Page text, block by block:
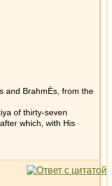
and BrahmÈs, from the
of thirty-seven
which, with His